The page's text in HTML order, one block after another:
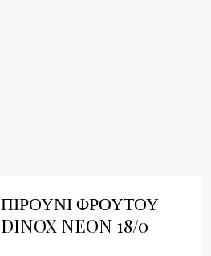
ΠΙΡΟΥΝΙ ΦΡΟΥΤΟΥ
DINOX NEON 18/0